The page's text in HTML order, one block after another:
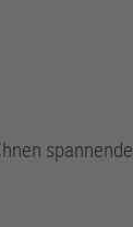
spannende